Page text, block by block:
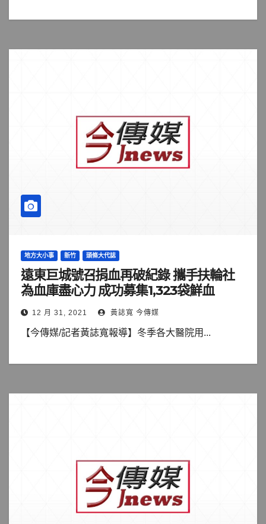
地方大小事 新竹 頭條大代誌
遠東巨城號召捐血再破紀錄 攜手扶輪社
為血庫盡心力 成功募集1,323袋鮮血
12 月 31, 2021 黃誌寬 今傳媒
【今傳媒/記者黃誌寬報導】冬季各大醫院用...